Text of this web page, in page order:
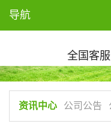
导航
全国客
资讯中心 公司公告